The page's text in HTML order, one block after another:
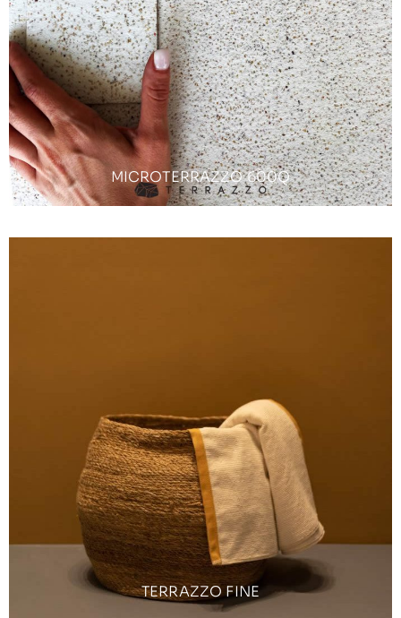
MICROTERRAZZO 600Q
TERRAZZO FINE